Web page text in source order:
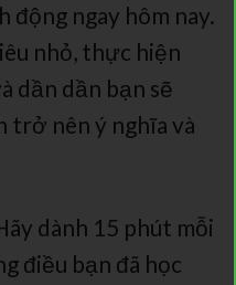
động ngay hôm nay.
nhỏ, thực hiện
dần dần bạn sẽ
trở nên ý nghĩa và
dành 15 phút mỗi
điều bạn đã học